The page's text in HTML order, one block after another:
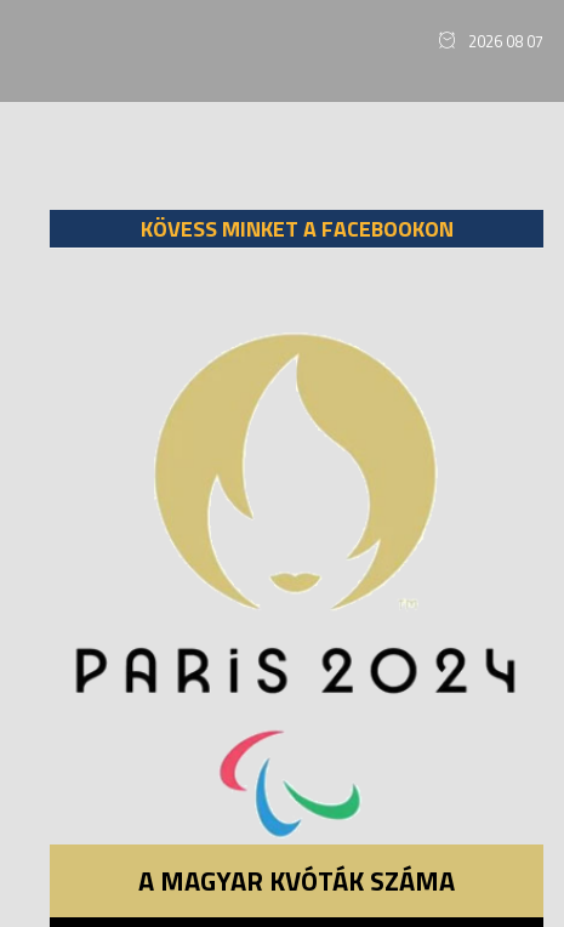
2026 08 07
KÖVESS MINKET A FACEBOOKON
A MAGYAR KVÓTÁK SZÁMA